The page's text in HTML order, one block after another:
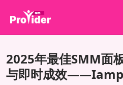
关于我们
2025年最佳SMM面
与即时成效